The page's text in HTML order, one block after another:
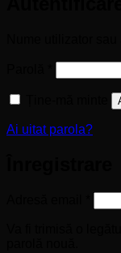
Ai uitat parola?